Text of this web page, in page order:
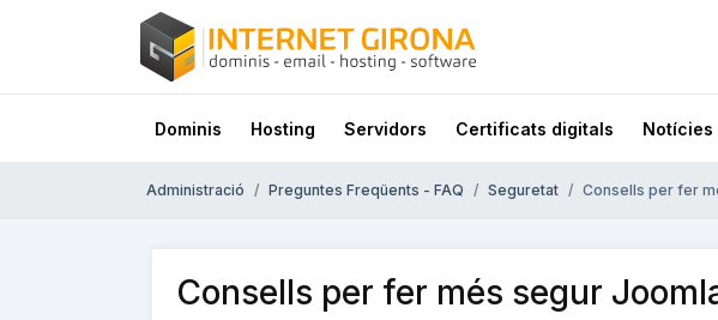
Dominis Hosting Servidors Certificats digitals Notícies
Administració Preguntes Freqüents - FAQ Seguretat Consells per fer
Consells per fer més segur